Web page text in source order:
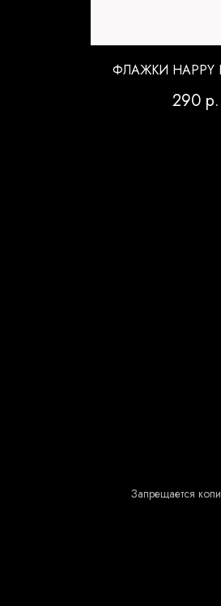
ФЛАЖКИ HAPPY
290 р.
Запрещается